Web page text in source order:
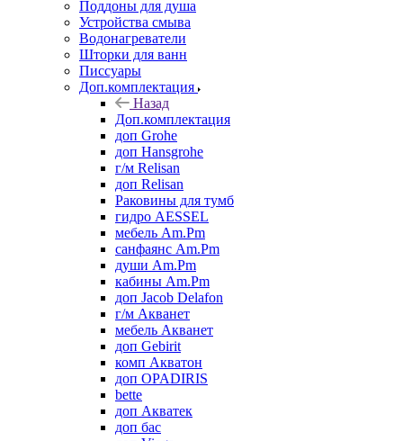
Поддоны для душа
Устройства смыва
Водонагреватели
Шторки для ванн
Писсуары
Доп.комплектация
Назад
Доп.комплектация
доп Grohe
доп Hansgrohe
г/м Relisan
доп Relisan
Раковины для тумб
гидро AESSEL
мебель Am.Pm
санфаянс Am.Pm
души Am.Pm
кабины Am.Pm
доп Jacob Delafon
г/м Акванет
мебель Акванет
доп Gebirit
комп Акватон
доп OPADIRIS
bette
доп Акватек
доп бас